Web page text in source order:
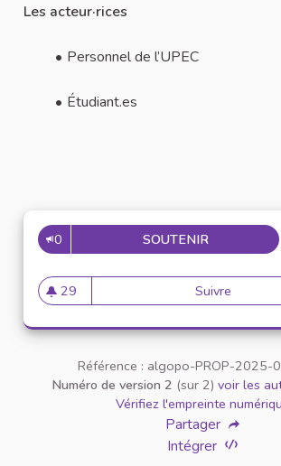
Les acteur·rices
Personnel de l’UPEC
Étudiant.es
0 SOUTENIRN°56 :
29
29 abonnés
Suivre N°56
Référence : algopo-PROP-2025-
Numéro de version 2 (sur 2) voir les
Vérifiez l'empreinte
Partager
Intégrer